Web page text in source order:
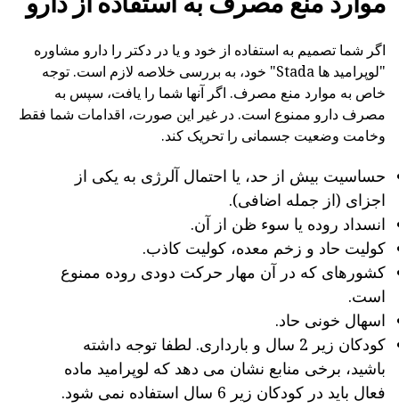
اگر شما تصمیم به استفاده از خود و یا در دکتر را دارو مشاوره
"لوپرامید ها Stada" خود، به بررسی خلاصه لازم است. توجه
خاص به موارد منع مصرف. اگر آنها شما را یافت، سپس به
مصرف دارو ممنوع است. در غیر این صورت، اقدامات شما فقط
وخامت وضعیت جسمانی را تحریک کند.
حساسیت بیش از حد، یا احتمال آلرژی به یکی از
اجزای (از جمله اضافی).
انسداد روده یا سوء ظن از آن.
کولیت حاد و زخم معده، کولیت کاذب.
کشورهای که در آن مهار حرکت دودی روده ممنوع
است.
اسهال خونی حاد.
کودکان زیر 2 سال و بارداری. لطفا توجه داشته
باشید، برخی منابع نشان می دهد که لوپرامید ماده
فعال باید در کودکان زیر 6 سال استفاده نمی شود.